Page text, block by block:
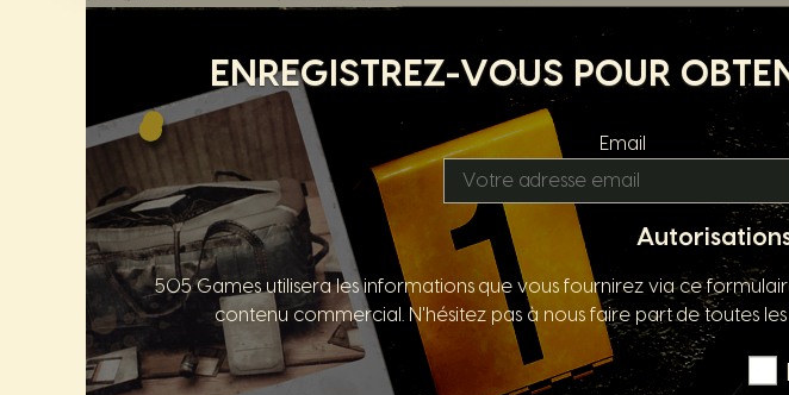
ENREGISTREZ-VOUS POUR
Email
505 Games utilisera les informations que vous fournirez via ce
contenu commercial. N'hésitez pas à nous faire part de toutes